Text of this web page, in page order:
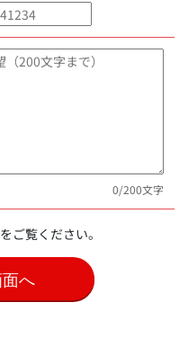
0/200文字
をご覧ください。